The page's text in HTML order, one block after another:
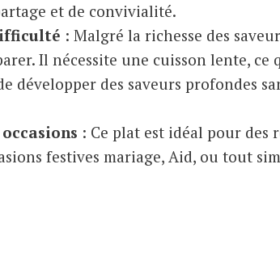
et de convivialité.
: Malgré la richesse des
Il nécessite une cuisson lente,
développer des saveurs profondes
: Ce plat est idéal pour des
festives mariage, Aid, ou tout